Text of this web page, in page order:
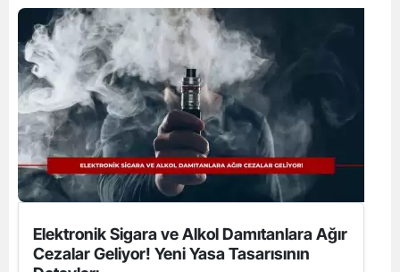
Elektronik Sigara ve Alkol Damıtanlara Ağır
Cezalar Geliyor! Yeni Yasa Tasarısının